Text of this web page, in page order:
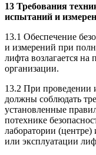
13 Требования
испытаний и
13.1 Обеспечение
и измерений при
лифта возлагается
организации.
13.2 При проведении
должны соблюдать
установленные
потехнике
лаборатории
или эксплуатации